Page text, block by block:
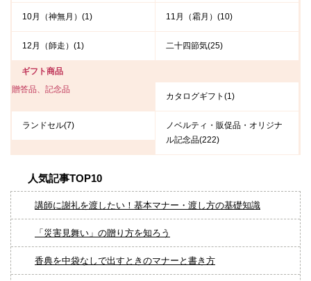
10月（神無月）(1) 11月（霜月）(10)
12月（師走）(1) 二十四節気(25)
ギフト商品
贈答品、記念品
カタログギフト(1)
ランドセル(7)
ノベルティ・販促品・オリジナ
ル記念品(222)
人気記事TOP10
講師に謝礼を渡したい！基本マナー・渡し方の基礎知識
「災害見舞い」の贈り方を知ろう
香典を中袋なしで出すときのマナーと書き方